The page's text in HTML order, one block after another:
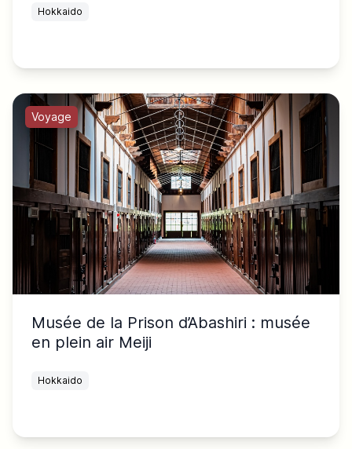
Hokkaido
Voyage
Musée de la Prison d’Abashiri : musée
en plein air Meiji
Hokkaido